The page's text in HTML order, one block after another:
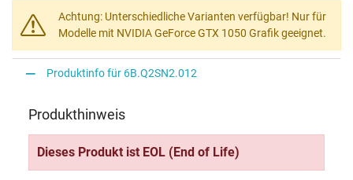
Achtung: Unterschiedliche Varianten verfügbar! Nur für
Modelle mit NVIDIA GeForce GTX 1050 Grafik geeignet.
Produktinfo für 6B.Q2SN2.012
Produkthinweis
Dieses Produkt ist EOL (End of Life)